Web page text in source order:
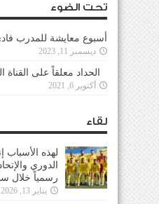
تحت الضوء
أسبوع معايشة للمدرب
ديسمبر 11, 2023
الحداد معلقاً على القناة
أكتوبر 6, 2021
لقاء
لهذه
الدوري
رسمياً خلال
يناير 13, 2026